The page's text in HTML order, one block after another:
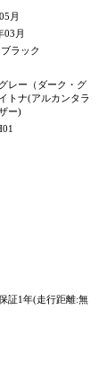
月
03月
ラック
レー（ダーク・グ
トナ(アルカンタラ
ー)
証1年(走行距離:無